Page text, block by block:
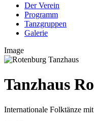
Der Verein
Programm
Tanzgruppen
Galerie
Image
Tanzhaus
Internationale Folktänze